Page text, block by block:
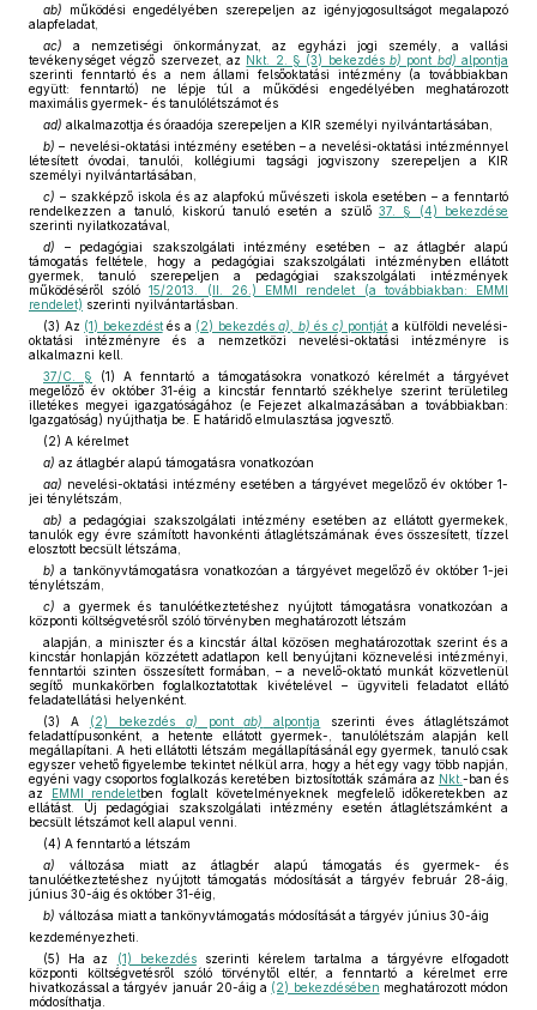
ab) működési engedélyében szerepeljen az igényjogosultságot megalapozó
alapfeladat,
ac) a nemzetiségi önkormányzat, az egyházi jogi személy, a vallási
tevékenységet végző szervezet, az Nkt. 2. § (3) bekezdésb) pont bd) alpontja
szerinti fenntartó és a nem állami felsőoktatási intézmény (a továbbiakban
együtt: fenntartó) ne lépje túl a működési engedélyében meghatározott
maximális gyermek- és tanulólétszámot és
ad) alkalmazottja és óraadója szerepeljen a KIR személyi nyilvántartásában,
b) – nevelési-oktatási intézmény esetében – a nevelési-oktatási intézménnyel
létesített óvodai, tanulói, kollégiumi tagsági jogviszony szerepeljen a KIR
személyi nyilvántartásában,
c) – szakképző iskola és az alapfokú művészeti iskola esetében – a fenntartó
rendelkezzen a tanuló, kiskorú tanuló esetén a szülő 37. § (4) bekezdése
szerinti nyilatkozatával,
d) – pedagógiai szakszolgálati intézmény esetében – az átlagbér alapú
támogatás feltétele, hogy a pedagógiai szakszolgálati intézményben ellátott
gyermek, tanuló szerepeljen a pedagógiai szakszolgálati intézmények
működéséről szóló15/2013. (II. 26.) EMMI rendelet (a továbbiakban: EMMI
rendelet) szerinti nyilvántartásban.
(3) Az (1) bekezdéstés a (2) bekezdésa), b) és c) pontját a külföldi nevelési-
oktatási intézményre és a nemzetközi nevelési-oktatási intézményre is
alkalmazni kell.
37/C. § (1) A fenntartó a támogatásokra vonatkozó kérelmét a tárgyévet
megelőző év október 31-éig a kincstár fenntartó székhelye szerint területileg
illetékes megyei igazgatóságához (e Fejezet alkalmazásában a továbbiakban:
Igazgatóság) nyújthatja be. E határidő elmulasztása jogvesztő.
(2) A kérelmet
a) az átlagbér alapú támogatásra vonatkozóan
aa) nevelési-oktatási intézmény esetében a tárgyévet megelőző év október 1-
jei ténylétszám,
ab) a pedagógiai szakszolgálati intézmény esetében az ellátott gyermekek,
tanulók egy évre számított havonkénti átlaglétszámának éves összesített, tízzel
elosztott becsült létszáma,
b) a tankönyvtámogatásra vonatkozóan a tárgyévet megelőző év október 1-jei
ténylétszám,
c) a gyermek és tanulóétkeztetéshez nyújtott támogatásra vonatkozóan a
központi költségvetésről szóló törvényben meghatározott létszám
alapján, a miniszter és a kincstár által közösen meghatározottak szerint és a
kincstár honlapján közzétett adatlapon kell benyújtani köznevelési intézményi,
fenntartói szinten összesített formában, – a nevelő-oktató munkát közvetlenül
segítő munkakörben foglalkoztatottak kivételével – ügyviteli feladatot ellátó
feladatellátási helyenként.
(3) A (2) bekezdés a) pontab) alpontja
szerinti éves átlaglétszámot
feladattípusonként, a hetente ellátott gyermek-, tanulólétszám alapján kell
megállapítani. A heti ellátotti létszám megállapításánál egy gyermek, tanuló csak
egyszer vehető figyelembe tekintet nélkül arra, hogy a hét egy vagy több napján,
egyéni vagy csoportos foglalkozás keretében biztosították számára az Nkt. -ban és
az
EMMI rendeletben foglalt követelményeknek megfelelő időkeretekben az
ellátást. Új pedagógiai szakszolgálati intézmény esetén átlaglétszámként a
becsült létszámot kell alapul venni.
(4) A fenntartó a létszám
a) változása miatt az átlagbér alapú támogatás és gyermek- és
tanulóétkeztetéshez nyújtott támogatás módosítását a tárgyév február 28-áig,
június 30-áig és október 31-éig,
b) változása miatt a tankönyvtámogatás módosítását a tárgyév június 30-áig
kezdeményezheti.
(5) Ha az
(1) bekezdésszerinti kérelem tartalma a tárgyévre elfogadott
központi költségvetésről szóló törvénytől eltér, a fenntartó a kérelmet erre
hivatkozással a tárgyév január 20-áig a (2) bekezdésében meghatározott módon
módosíthatja.